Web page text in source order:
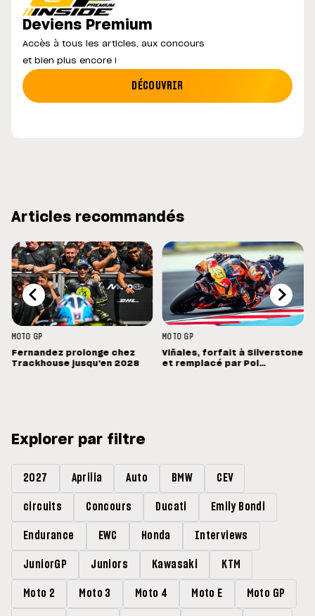
Deviens Premium
Accès à tous les articles, aux concours
et bien plus encore !
DÉCOUVRIR
Articles recommandés
MOTO GP
Fernandez prolonge chez
Trackhouse jusqu'en 2028
MOTO GP
Viñales, forfait à Silverstone
et remplacé par Pol
Explorer par filtre
2027 Aprilia Auto BMW CEV
circuits Concours Ducati Emily Bondi
Endurance EWC Honda Interviews
JuniorGP Juniors Kawasaki KTM
Moto 2 Moto 3 Moto 4 Moto E Moto GP